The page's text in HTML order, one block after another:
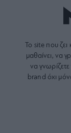
Το site που ζει
μαθαίνει, να
να
brand όχι